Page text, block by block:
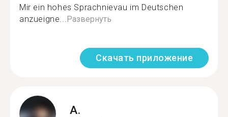
Mir ein hohes Sprachnievau im Deutschen
anzueigne... Развернуть
Скачать приложение
A.